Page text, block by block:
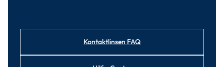
Kontaktlinsen FAQ